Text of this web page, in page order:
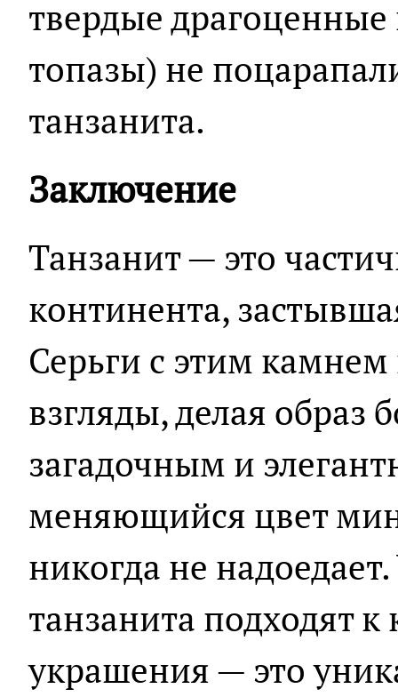
твердые
топазы) не
танзанита.
Заключение
Танзанит — это
континента,
Серьги с этим камнем
взгляды, делая образ
загадочным и
меняющийся цвет
никогда не
танзанита подходят к
украшения — это